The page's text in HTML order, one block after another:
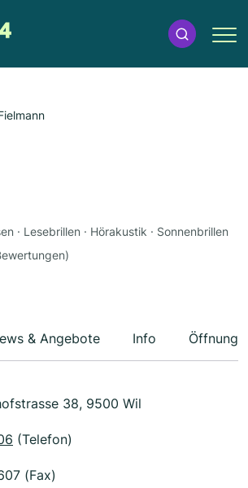
· Lesebrillen · Hörakustik · Sonnenbrillen
& Angebote Info
38, 9500 Wil
(Telefon)
(Fax)